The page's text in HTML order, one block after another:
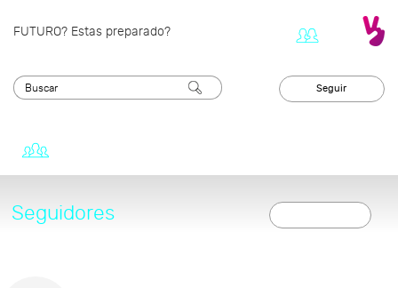
FUTURO? Estas preparado?
Seguir
Seguidores